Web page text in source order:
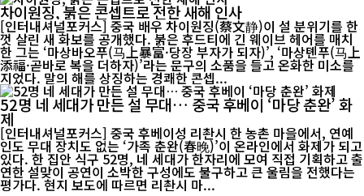
차이원징, 붉은 콘셉트로 전한 새해 인사
[인터내셔널포커스] 중국 배우 차이원징(蔡文静)이 설 분위기를 한
껏 살린 새 화보를 공개했다. 붉은 후드티에 긴 웨이브 헤어를 매치
한 그는 ‘마상바오푸(马上暴富·당장 부자가 되자)’, ‘마상톈푸(马上
添福·곧바로 복을 더하자)’라는 문구의 소품을 들고 온화한 미소를
지었다. 말의 해를 상징하는 경쾌한 콘셉...
52명 네 세대가 만든 설 무대… 중국 후베이 ‘마당 춘완’ 화
제
[인터내셔널포커스] 중국 후베이성 리촨시 한 농촌 마을에서, 연예
인도 무대 장치도 없는 ‘가족 춘완(春晚)’이 온라인에서 화제가 되고
있다. 한 집안 식구 52명, 네 세대가 한자리에 모여 직접 기획하고 출
연한 설맞이 공연이 소박한 구성에도 불구하고 큰 울림을 전했다는
평가다. 현지 보도에 따르면 리촨시 마...